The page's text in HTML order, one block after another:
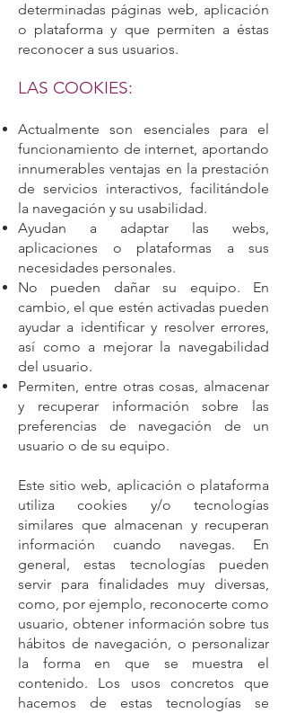
determinadas páginas web, aplicación
o plataforma y que permiten a éstas
reconocer a sus usuarios.
LAS COOKIES:
Actualmente son esenciales para el
funcionamiento de internet, aportando
innumerables ventajas en la prestación
de servicios interactivos, facilitándole
la navegación y su usabilidad.
Ayudan a adaptar las webs,
aplicaciones o plataformas a sus
necesidades personales.
No pueden dañar su equipo. En
cambio, el que estén activadas pueden
ayudar a identificar y resolver errores,
así como a mejorar la navegabilidad
del usuario.
Permiten, entre otras cosas, almacenar
y recuperar información sobre las
preferencias de navegación de un
usuario o de su equipo.
Este sitio web, aplicación o plataforma
utiliza cookies y/o tecnologías
similares que almacenan y recuperan
información cuando navegas. En
general, estas tecnologías pueden
servir para finalidades muy diversas,
como, por ejemplo, reconocerte como
usuario, obtener información sobre tus
hábitos de navegación, o personalizar
la forma en que se muestra el
contenido. Los usos concretos que
hacemos de estas tecnologías se